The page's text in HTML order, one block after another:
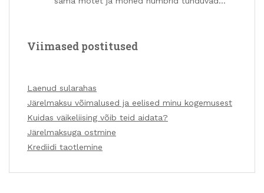
Viimased postitused
Laenud sularahas
Järelmaksu võimalused ja eelised minu kogemusest
Kuidas väikeliising võib teid aidata?
Järelmaksuga ostmine
Krediidi taotlemine